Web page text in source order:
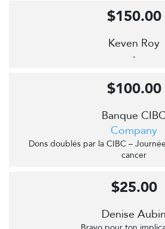
Keven Roy
-
$150.00
Banque CIBC
Company
Dons doublés par la CIBC –
cancer
$100.00
Denise Aubin
$25.00